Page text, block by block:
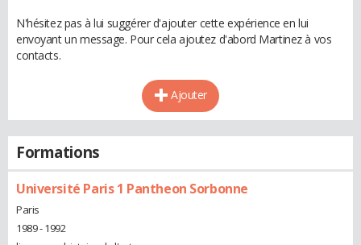
N'hésitez pas à lui suggérer d'ajouter cette expérience en lui
envoyant un message. Pour cela ajoutez d'abord Martinez à vos
contacts.
Ajouter
Formations
Université Paris 1 Pantheon Sorbonne
Paris
1989 - 1992